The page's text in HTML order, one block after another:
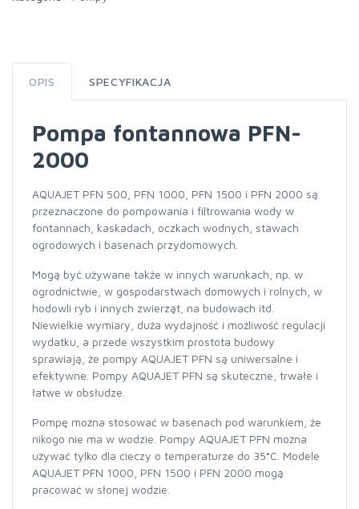
OPIS SPECYFIKACJA
Pompa fontannowa PFN-
2000
AQUAJET PFN 500, PFN 1000, PFN 1500 i PFN 2000 są
przeznaczone do pompowania i filtrowania wody w
fontannach, kaskadach, oczkach wodnych, stawach
ogrodowych i basenach przydomowych.
Mogą być używane także w innych warunkach, np. w
ogrodnictwie, w gospodarstwach domowych i rolnych, w
hodowli ryb i innych zwierząt, na budowach itd.
Niewielkie wymiary, duża wydajność i możliwość regulacji
wydatku, a przede wszystkim prostota budowy
sprawiają, że pompy AQUAJET PFN są uniwersalne i
efektywne. Pompy AQUAJET PFN są skuteczne, trwałe i
łatwe w obsłudze.
Pompę można stosować w basenach pod warunkiem, że
nikogo nie ma w wodzie. Pompy AQUAJET PFN można
używać tylko dla cieczy o temperaturze do 35°C. Modele
AQUAJET PFN 1000, PFN 1500 i PFN 2000 mogą
pracować w słonej wodzie.